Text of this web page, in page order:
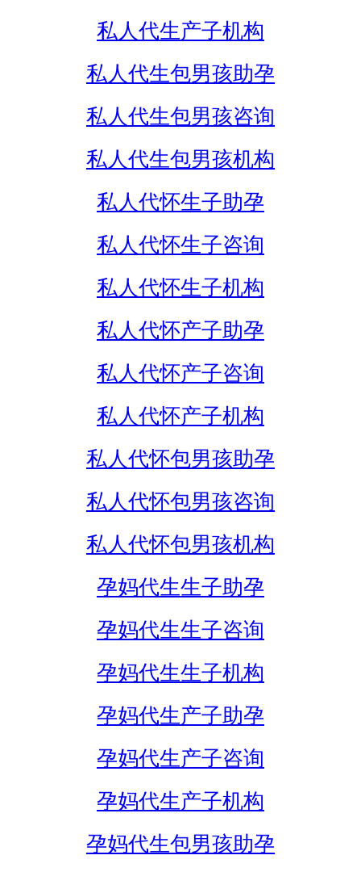
私人代生产子机构
私人代生包男孩助孕
私人代生包男孩咨询
私人代生包男孩机构
私人代怀生子助孕
私人代怀生子咨询
私人代怀生子机构
私人代怀产子助孕
私人代怀产子咨询
私人代怀产子机构
私人代怀包男孩助孕
私人代怀包男孩咨询
私人代怀包男孩机构
孕妈代生生子助孕
孕妈代生生子咨询
孕妈代生生子机构
孕妈代生产子助孕
孕妈代生产子咨询
孕妈代生产子机构
孕妈代生包男孩助孕